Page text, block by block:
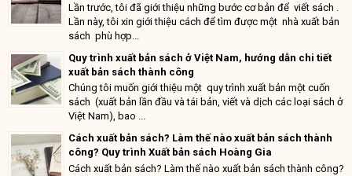
Lần trước, tôi đã giới thiệu những bước cơ bản để viết sách .
Lần này, tôi xin giới thiệu cách để tìm được một nhà xuất bản
sách phù hợp...
Quy trình xuất bản sách ở Việt Nam, hướng dẫn chi tiết
xuất bản sách thành công
Chúng tôi muốn giới thiệu một quy trình xuất bản một cuốn
sách (xuất bản lần đầu và tái bản, viết và dịch các loại sách ở
Việt Nam), bao ...
Cách xuất bản sách? Làm thế nào xuất bản sách thành
công? Quy trình Xuất bản sách Hoàng Gia
Cách xuất bản sách? Làm thế nào xuất bản sách thành công?